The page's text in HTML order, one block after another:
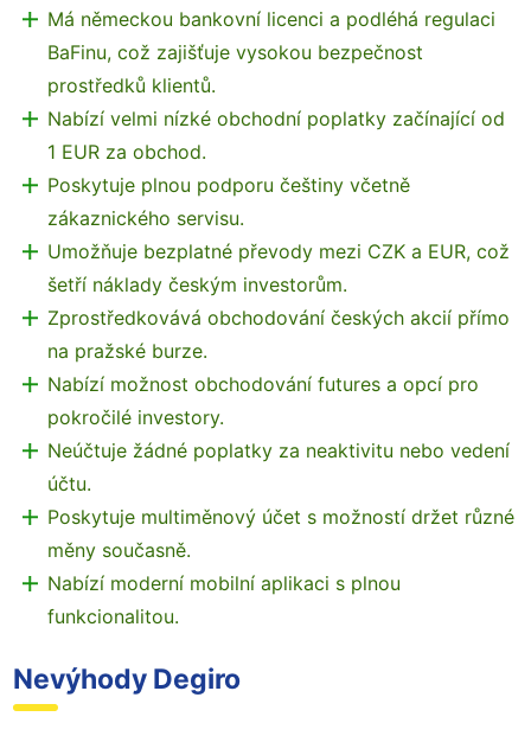
Má německou bankovní licenci a podléhá regulaci
BaFinu, což zajišťuje vysokou bezpečnost
prostředků klientů.
Nabízí velmi nízké obchodní poplatky začínající od
1 EUR za obchod.
Poskytuje plnou podporu češtiny včetně
zákaznického servisu.
Umožňuje bezplatné převody mezi CZK a EUR, což
šetří náklady českým investorům.
Zprostředkovává obchodování českých akcií přímo
na pražské burze.
Nabízí možnost obchodování futures a opcí pro
pokročilé investory.
Neúčtuje žádné poplatky za neaktivitu nebo vedení
účtu.
Poskytuje multiměnový účet s možností držet různé
měny současně.
Nabízí moderní mobilní aplikaci s plnou
funkcionalitou.
Nevýhody Degiro